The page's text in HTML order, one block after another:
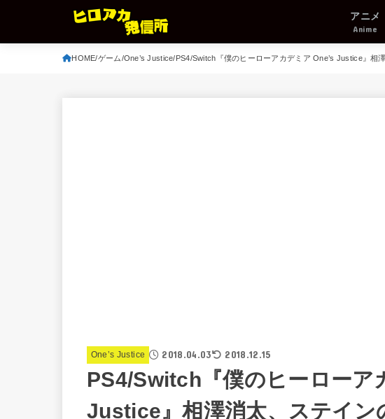
アニメ
Anime
HOME ゲーム One’s Justice PS4/Switch『僕のヒーローアカデミア One’s Justice』相
One’s Justice 2018.04.03 2018.12.15
PS4/Switch『僕のヒーローア
Justice』相澤消太、ステイン